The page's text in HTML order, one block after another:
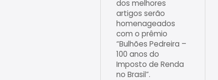
dos melhores
artigos serão
homenageados
com o prêmio
“Bulhões Pedreira –
100 anos do
Imposto de Renda
no Brasil”.